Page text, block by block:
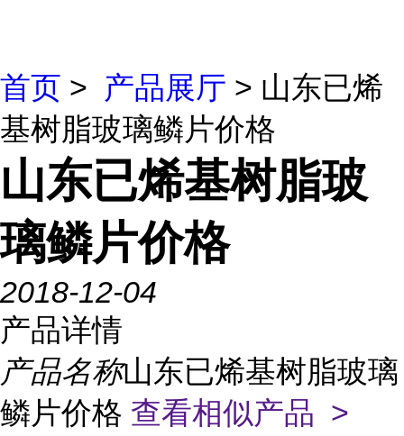
首页 > 产品展厅 > 山东已烯
基树脂玻璃鳞片价格
山东已烯基树脂玻
璃鳞片价格
2018-12-04
产品详情
产品名称山东已烯基树脂玻璃
鳞片价格 查看相似产品 >